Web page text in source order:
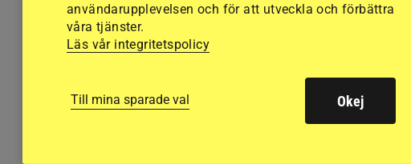
RELATERAD LÄSNING
användarupplevelsen och för att utveckla och förbättra
våra tjänster.
Läs vår integritetspolicy
Till mina sparade val Okej